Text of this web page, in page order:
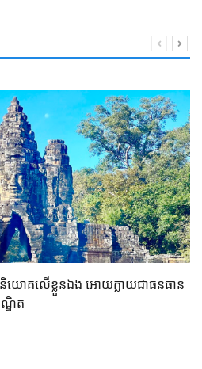
និយោគលើខ្លួនឯង អោយក្លាយជាធនធាន
ឌិត